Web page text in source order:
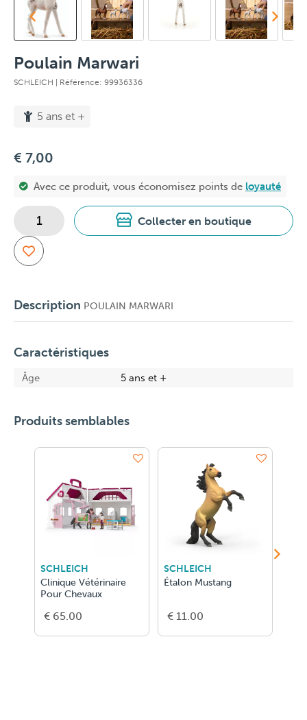
Poulain Marwari
SCHLEICH | Référence: 99936336
5 ans et +
€ 7,00
Avec ce produit, vous économisez points de loyauté
Collecter en boutique
Description POULAIN MARWARI
Caractéristiques
Âge 5 ans et +
Produits semblables
SCHLEICH
Clinique Vétérinaire
Pour Chevaux
€ 65.00
SCHLEICH
Étalon Mustang
€ 11.00